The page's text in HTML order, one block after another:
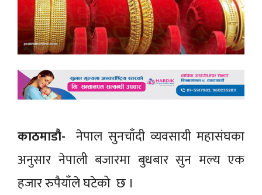
काठमाडौ‌- नेपाल सुनचाँदी व्यवसायी महासंघका
अनुसार नेपाली बजारमा बुधबार सुन मल्य एक
हजार रुपैयाँले घटेको छ ।